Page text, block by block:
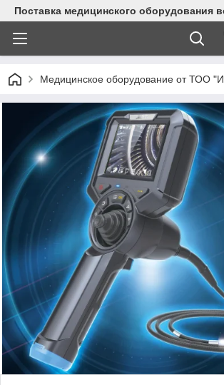
Поставка медицинского оборудования
Медицинское оборудование от ТОО